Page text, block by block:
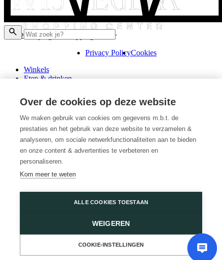
© 2026 Wijnegem Shopping Center
Privacy PolicyCookies
Winkels
Eten & drinken
Schenk een cadeaubon
Over ons
Wini’s
Plattegrond
Diensten
Promoties
Huur een winkel
Veelgestelde vragen
Wijnegem Shopping Center
Contacteer ons
Over de cookies op deze website
We maken gebruik van cookies om gegevens m.b.t. de
prestaties en het gebruik van deze website te verzamelen &
analyseren, om sociale netwerkfunctionaliteiten aan te bieden
en onze content & advertenties te verbeteren en
personaliseren.
Kom meer te weten
ALLE COOKIES TOESTAAN
WEIGEREN
COOKIE-INSTELLINGEN